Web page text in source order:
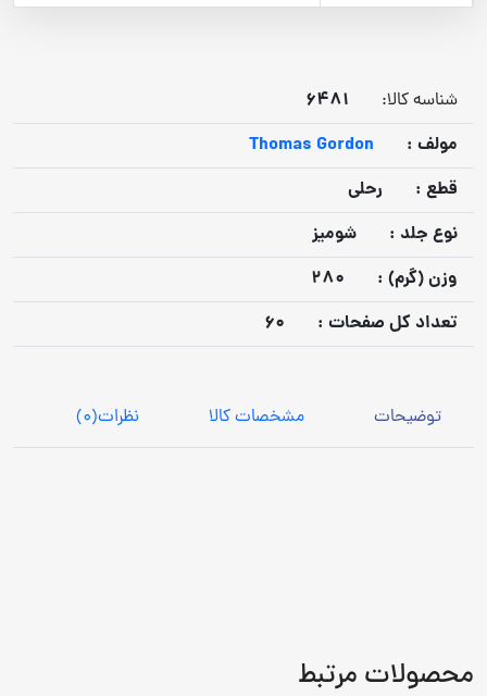
شناسه کالا:
6481
مولف :
Thomas Gordon
قطع :
رحلی
نوع جلد :
شومیز
وزن (گرم) :
280
تعداد كل صفحات :
60
توضیحات مشخصات کالا نظرات(0)
محصولات مرتبط